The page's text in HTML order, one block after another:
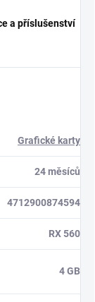
a příslušenství
Grafické karty
24 měsíců
4712900874594
RX 560
4 GB